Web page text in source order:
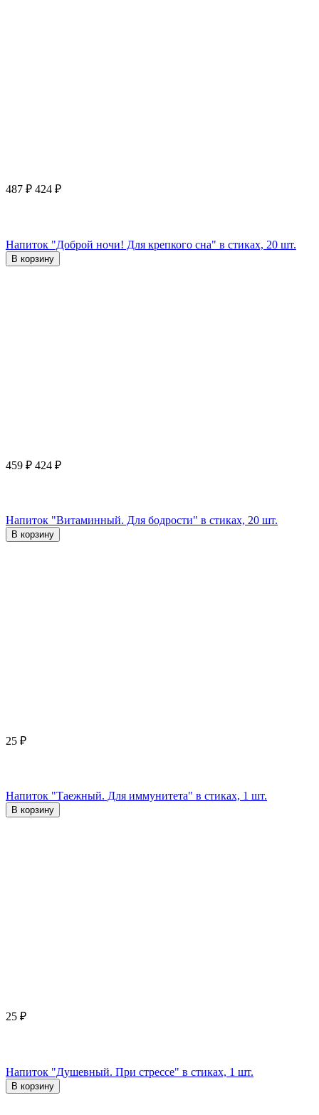
487 ₽ 424 ₽
Напиток "Доброй ночи! Для крепкого сна" в стиках, 20 шт.
В корзину
459 ₽ 424 ₽
Напиток "Витаминный. Для бодрости" в стиках, 20 шт.
В корзину
25 ₽
Напиток "Таежный. Для иммунитета" в стиках, 1 шт.
В корзину
25 ₽
Напиток "Душевный. При стрессе" в стиках, 1 шт.
В корзину